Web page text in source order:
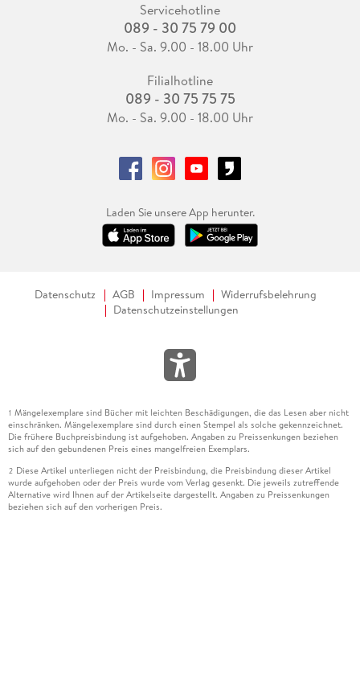
Servicehotline
089 - 30 75 79 00
Mo. - Sa. 9.00 - 18.00 Uhr
Filialhotline
089 - 30 75 75 75
Mo. - Sa. 9.00 - 18.00 Uhr
Laden Sie unsere App herunter.
Datenschutz AGB Impressum
Widerrufsbelehrung
Datenschutzeinstellungen
1 Mängelexemplare sind Bücher mit leichten Beschädigungen, die das Lesen aber nicht
einschränken. Mängelexemplare sind durch einen Stempel als solche gekennzeichnet.
Die frühere Buchpreisbindung ist aufgehoben. Angaben zu Preissenkungen beziehen
sich auf den gebundenen Preis eines mangelfreien Exemplars.
2 Diese Artikel unterliegen nicht der Preisbindung, die Preisbindung dieser Artikel
wurde aufgehoben oder der Preis wurde vom Verlag gesenkt. Die jeweils zutreffende
Alternative wird Ihnen auf der Artikelseite dargestellt. Angaben zu Preissenkungen
beziehen sich auf den vorherigen Preis.